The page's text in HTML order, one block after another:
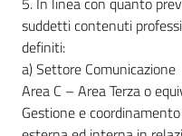
suddetti contenuti
definiti:
a) Settore Comunicazione
Area C – Area Terza o
Gestione e